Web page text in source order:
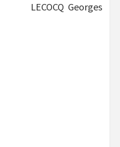
LECOCQ Georges